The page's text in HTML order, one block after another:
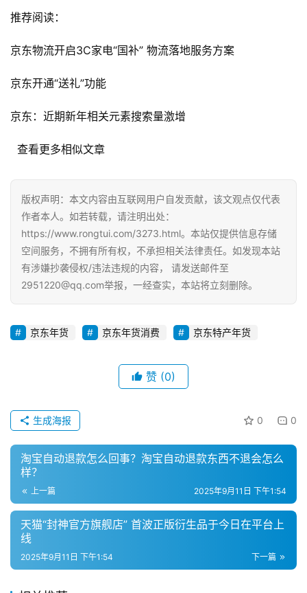
O
化
A
观
商
运
营
直
播
域
社
群
问
答
社
区
登录 注册
推荐阅读：
京东物流开启3C家电“国补” 物流落地服务方案
京东开通“送礼”功能
京东：近期新年相关元素搜索量激增
  查看更多相似文章
版权声明：本文内容由互联网用户自发贡献，该文观点仅代表
作者本人。如若转载，请注明出处：
https://www.rongtui.com/3273.html。本站仅提供信息存储
空间服务，不拥有所有权，不承担相关法律责任。如发现本站
有涉嫌抄袭侵权/违法违规的内容， 请发送邮件至
2951220@qq.com举报，一经查实，本站将立刻删除。
京东年货 京东年货消费 京东特产年货
赞 (0)
0 0
生成海报
淘宝自动退款怎么回事？淘宝自动退款东西不退会怎么
样？
上一篇 2025年9月11日 下午1:54
天猫“封神官方旗舰店” 首波正版衍生品于今日在平台上
线
下一篇
2025年9月11日 下午1:54